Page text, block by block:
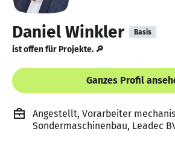
Daniel Winkler Basis
ist offen für Projekte. 🔎
Ganzes Profil
Angestellt, Vorarbeiter
Sondermaschinenbau, Leadec